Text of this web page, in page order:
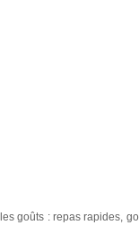
goûts : repas rapides,